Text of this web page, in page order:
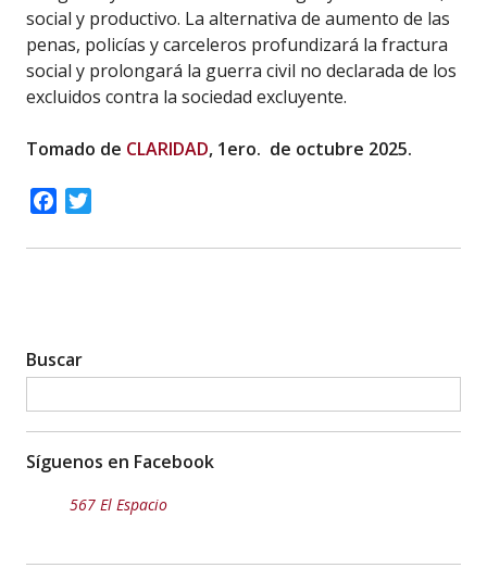
social y productivo. La alternativa de aumento de las
penas, policías y carceleros profundizará la fractura
social y prolongará la guerra civil no declarada de los
excluidos contra la sociedad excluyente.
Tomado de CLARIDAD, 1ero. de octubre 2025.
Facebook
Buscar
Síguenos en Facebook
567 El Espacio